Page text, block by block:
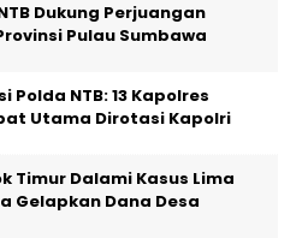
Dukung Perjuangan
Pulau Sumbawa
Polda NTB: 13 Kapolres
Utama Dirotasi Kapolri
Timur Dalami Kasus Lima
Gelapkan Dana Desa